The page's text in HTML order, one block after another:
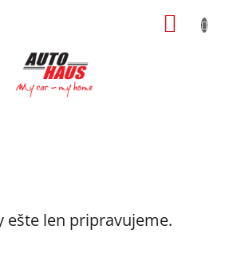
ešte len pripravujeme.